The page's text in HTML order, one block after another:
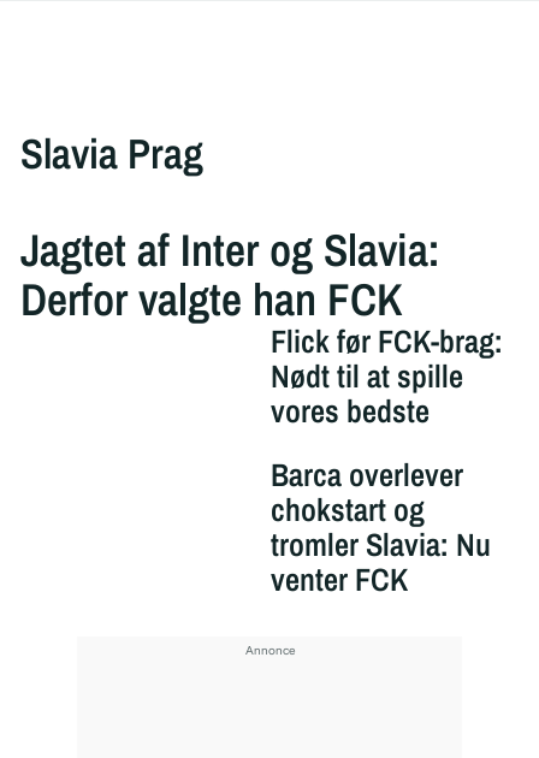
Slavia Prag
Jagtet af Inter og Slavia:
Derfor valgte han FCK
Flick før FCK-brag:
Nødt til at spille
vores bedste
Barca overlever
chokstart og
tromler Slavia: Nu
venter FCK